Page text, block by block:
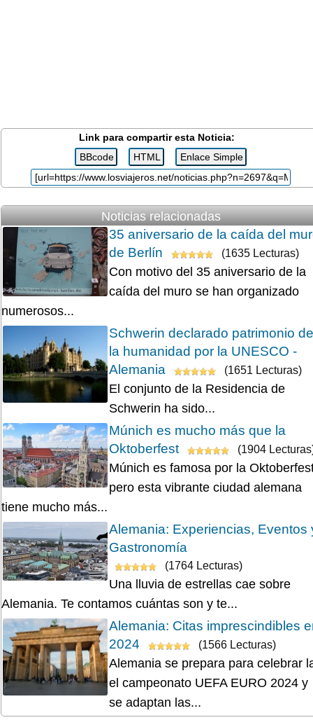
Link para compartir esta Noticia:
Noticias relacionadas
35 aniversario de la caída del
de Berlín
(1635 Lecturas)
Con motivo del 35 aniversario de la
caída del muro se han organizado
numerosos...
Schwerin declarado patrimonio de
la humanidad por la UNESCO -
Alemania
(1651 Lecturas)
El conjunto de la Residencia de
Schwerin ha sido...
Múnich es mucho más que la
Oktoberfest
(1904
Múnich es famosa por la
pero esta vibrante ciudad alemana
tiene mucho más...
Alemania: Experiencias, Eventos
Gastronomía
(1764 Lecturas)
Una lluvia de estrellas cae sobre
Alemania. Te contamos cuántas son y te...
Alemania: Citas imprescindibles
2024
(1566 Lecturas)
Alemania se prepara para celebrar
el campeonato UEFA EURO 2024 y
se adaptan las...